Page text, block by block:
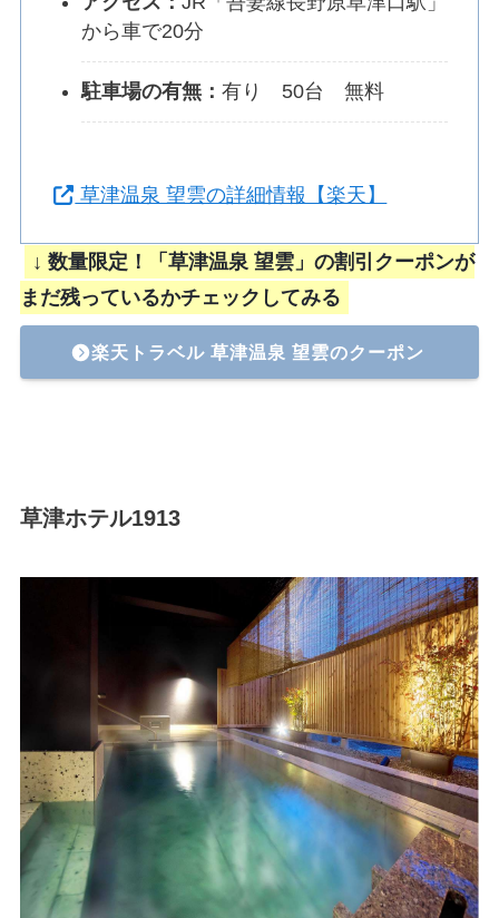
から車で20分
駐車場の有無： 有り 50台 無料
草津温泉 望雲の詳細情報【楽天】
↓ 数量限定！「草津温泉 望雲」の割引クーポンが
まだ残っているかチェックしてみる
楽天トラベル 草津温泉 望雲のクーポン
草津ホテル1913